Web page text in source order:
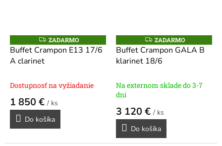
Z
A
D
O
ZADARMO
Buffet Crampon E13 17/6
A clarinet
Dostupnosť na vyžiadanie
1 850 € / ks
Do košíka
Z
A
D
A
ZADARMO
Buffet Crampon GALA B
klarinet 18/6
Na externom sklade do 3-7
dní
3 120 € / ks
Do košíka